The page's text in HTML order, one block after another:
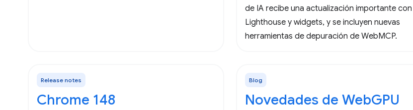
de IA recibe una actualización importante con
Lighthouse y widgets, y se incluyen nuevas
herramientas de depuración de WebMCP.
Release notes
Chrome 148
Blog
Novedades de WebGPU